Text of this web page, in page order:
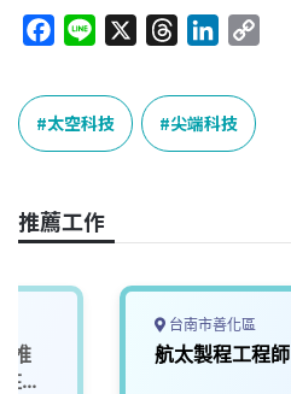
c
e
b
o
k
n
e
r
e
a
n
k
e
n
k
太空科技 尖端科技
推薦工作
推
產
台南市善化區
航太製程工程師